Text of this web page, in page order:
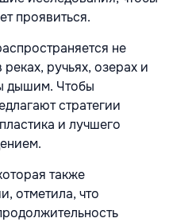
проявиться.
не
ручьях, озерах и
дышим. Чтобы
стратегии
и лучшего
также
отметила, что